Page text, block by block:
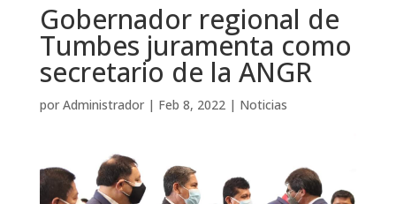
Gobernador regional de
Tumbes juramenta como
secretario de la ANGR
por Administrador| Feb 8, 2022| Noticias